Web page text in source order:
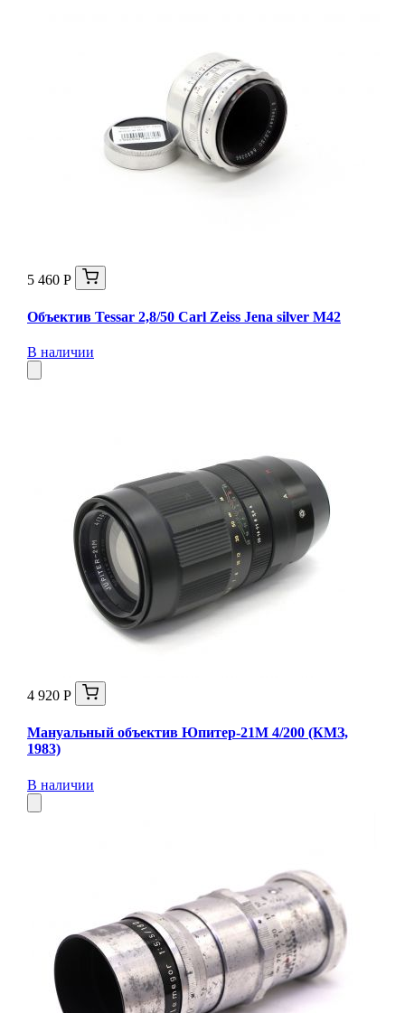
5 460 Р
Объектив Tessar 2,8/50 Carl Zeiss Jena silver М42
В наличии
4 920 Р
Мануальный объектив Юпитер-21М 4/200 (КМЗ,
1983)
В наличии